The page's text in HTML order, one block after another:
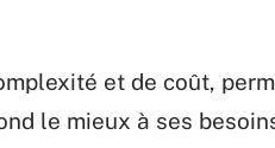
et de coût,
le mieux à ses